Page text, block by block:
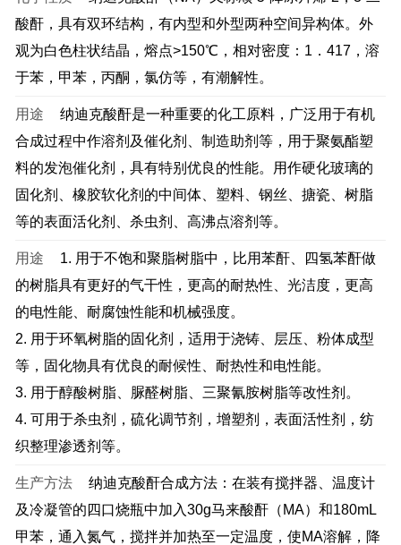
酸酐，具有双环结构，有内型和外型两种空间异构体。外
观为白色柱状结晶，熔点>150℃，相对密度：1．417，溶
于苯，甲苯，丙酮，氯仿等，有潮解性。
用途
纳迪克酸酐是一种重要的化工原料，广泛用于有机
合成过程中作溶剂及催化剂、制造助剂等，用于聚氨酯塑
料的发泡催化剂，具有特别优良的性能。用作硬化玻璃的
固化剂、橡胶软化剂的中间体、塑料、钢丝、搪瓷、树脂
等的表面活化剂、杀虫剂、高沸点溶剂等。
用途
1. 用于不饱和聚脂树脂中，比用苯酐、四氢苯酐做
的树脂具有更好的气干性，更高的耐热性、光洁度，更高
的电性能、耐腐蚀性能和机械强度。
2. 用于环氧树脂的固化剂，适用于浇铸、层压、粉体成型
等，固化物具有优良的耐候性、耐热性和电性能。
3. 用于醇酸树脂、脲醛树脂、三聚氰胺树脂等改性剂。
4. 可用于杀虫剂，硫化调节剂，增塑剂，表面活性剂，纺
织整理渗透剂等。
生产方法
纳迪克酸酐合成方法：在装有搅拌器、温度计
及冷凝管的四口烧瓶中加入30g马来酸酐（MA）和180mL
甲苯，通入氮气，搅拌并加热至一定温度，使MA溶解，降